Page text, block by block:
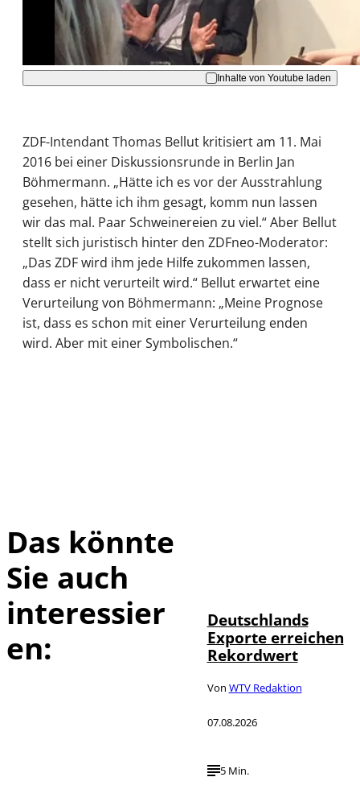
Akzeptieren
Inhalte von Youtube laden
ZDF-Intendant Thomas Bellut kritisiert am 11. Mai
2016 bei einer Diskussionsrunde in Berlin Jan
Böhmermann. „Hätte ich es vor der Ausstrahlung
gesehen, hätte ich ihm gesagt, komm nun lassen
wir das mal. Paar Schweinereien zu viel.“ Aber Bellut
stellt sich juristisch hinter den ZDFneo-Moderator:
„Das ZDF wird ihm jede Hilfe zukommen lassen,
dass er nicht verurteilt wird.“ Bellut erwartet eine
Verurteilung von Böhmermann: „Meine Prognose
ist, dass es schon mit einer Verurteilung enden
wird. Aber mit einer Symbolischen.“
Das könnte
Sie auch
interessier
en:
Deutschlands
Exporte erreichen
Rekordwert
Von WTV Redaktion
07.08.2026
5 Min.